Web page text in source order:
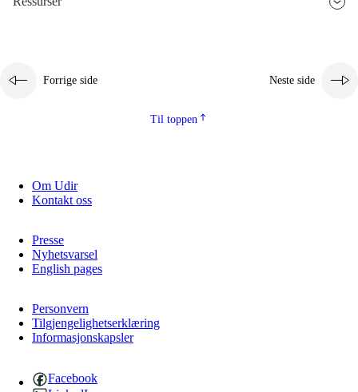
Forrige side Neste side
Til toppen
Om Udir
Kontakt oss
Presse
Nyhetsvarsel
English pages
Personvern
Tilgjengelighetserklæring
Informasjonskapsler
Facebook